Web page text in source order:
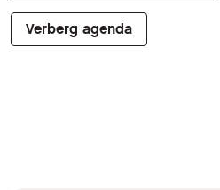
Verberg agenda